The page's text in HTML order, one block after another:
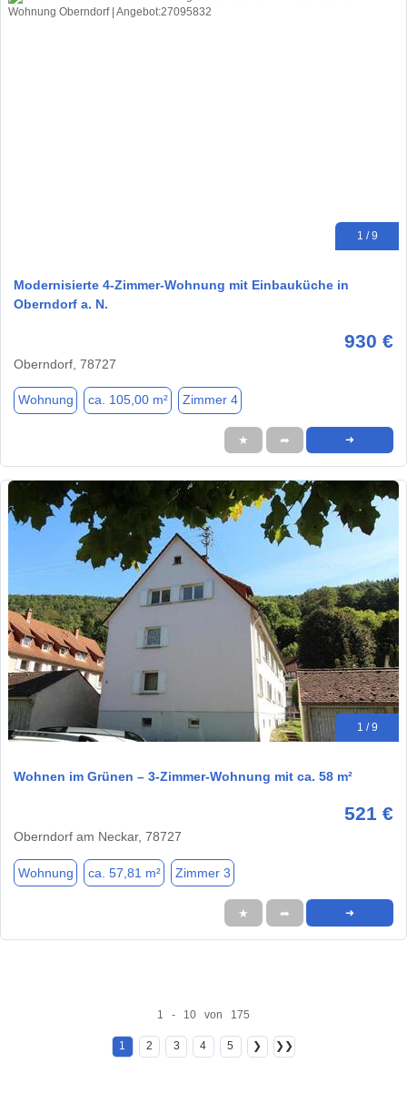
1 / 9
Modernisierte 4-Zimmer-Wohnung mit Einbauküche in
Oberndorf a. N.
930 €
Oberndorf, 78727
Wohnung ca. 105,00 m² Zimmer 4
★ ➦ ➜
1 / 9
Wohnen im Grünen – 3-Zimmer-Wohnung mit ca. 58 m²
521 €
Oberndorf am Neckar, 78727
Wohnung ca. 57,81 m² Zimmer 3
★ ➦ ➜
1 - 10 von 175
1 2 3 4 5 ❯ ❯❯